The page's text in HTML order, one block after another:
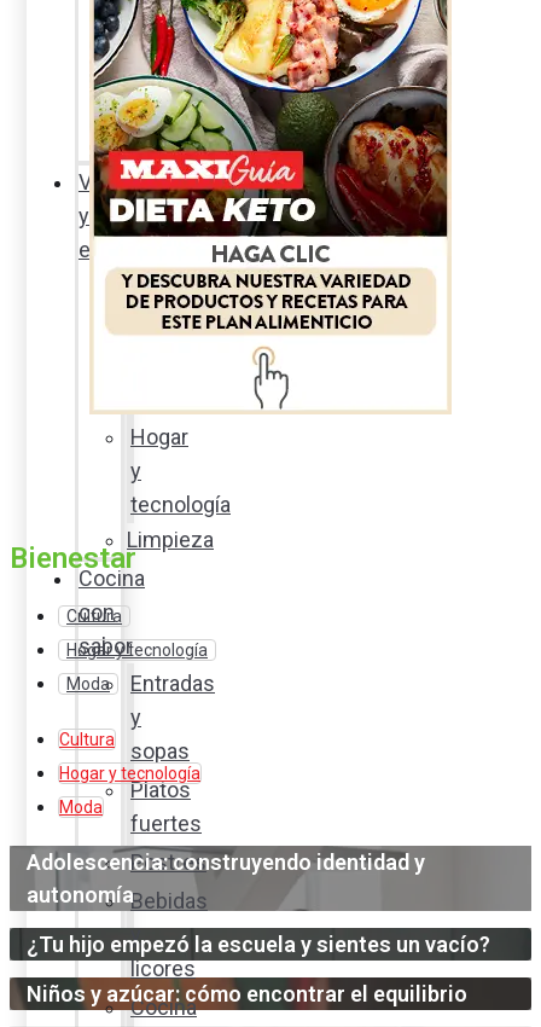
Sexualidad
responsable
En
la
percha
Vida
y
estilo
Productos
nuevos
Hogar
y
tecnología
Limpieza
Cocina
con
sabor
Entradas
y
sopas
Platos
fuertes
Postres
Bebidas
y
licores
Cocina
Bienestar
Cultura
Hogar y tecnología
Moda
Cultura
Hogar y tecnología
Moda
Adolescencia: construyendo identidad y
autonomía
¿Tu hijo empezó la escuela y sientes un vacío?
Niños y azúcar: cómo encontrar el equilibrio